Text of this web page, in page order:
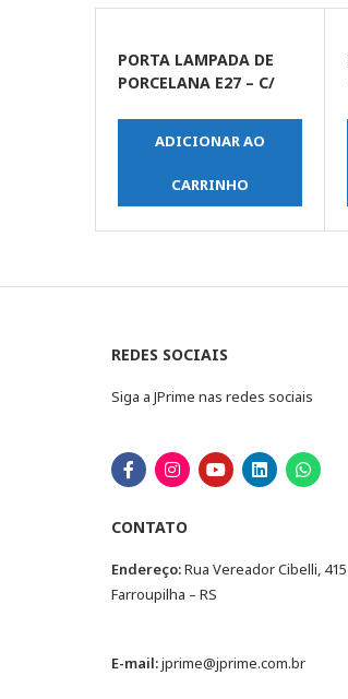
PORTA LAMPADA DE
PORCELANA E27 – C/
ADICIONAR AO
CARRINHO
REDES SOCIAIS
Siga a JPrime nas redes sociais
CONTATO
Endereço:Rua Vereador Cibelli, 415
Farroupilha – RS
E-mail:jprime@jprime.com.br